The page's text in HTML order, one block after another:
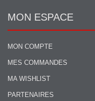
MON ESPACE
MON COMPTE
MES COMMANDES
MA WISHLIST
PARTENAIRES